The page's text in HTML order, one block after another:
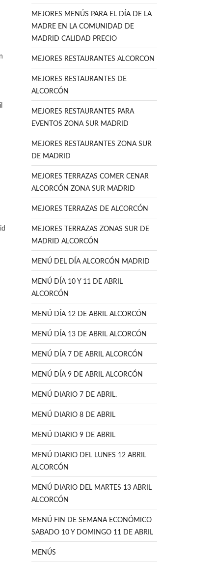
MEJORES MENÚS PARA EL DÍA DE LA
MADRE EN LA COMUNIDAD DE
MADRID CALIDAD PRECIO
MEJORES RESTAURANTES ALCORCON
MEJORES RESTAURANTES DE
ALCORCÓN
MEJORES RESTAURANTES PARA
EVENTOS ZONA SUR MADRID
MEJORES RESTAURANTES ZONA SUR
DE MADRID
MEJORES TERRAZAS COMER CENAR
ALCORCÓN ZONA SUR MADRID
MEJORES TERRAZAS DE ALCORCÓN
MEJORES TERRAZAS ZONAS SUR DE
MADRID ALCORCÓN
MENÚ DEL DÍA ALCORCÓN MADRID
MENÚ DÍA 10 Y 11 DE ABRIL
ALCORCÓN
MENÚ DÍA 12 DE ABRIL ALCORCÓN
MENÚ DÍA 13 DE ABRIL ALCORCÓN
MENÚ DÍA 7 DE ABRIL ALCORCÓN
MENÚ DÍA 9 DE ABRIL ALCORCÓN
MENÚ DIARIO 7 DE ABRIL.
MENÚ DIARIO 8 DE ABRIL
MENÚ DIARIO 9 DE ABRIL
MENÚ DIARIO DEL LUNES 12 ABRIL
ALCORCÓN
MENÚ DIARIO DEL MARTES 13 ABRIL
ALCORCÓN
MENÚ FIN DE SEMANA ECONÓMICO
SABADO 10 Y DOMINGO 11 DE ABRIL
MENÚS